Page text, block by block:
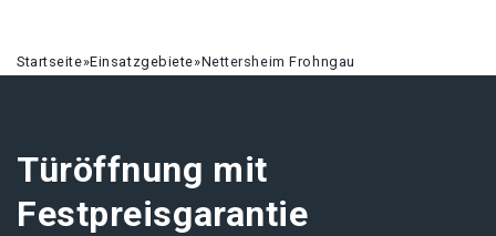
Startseite»Einsatzgebiete»Nettersheim Frohngau
Türöffnung mit
Festpreisgarantie